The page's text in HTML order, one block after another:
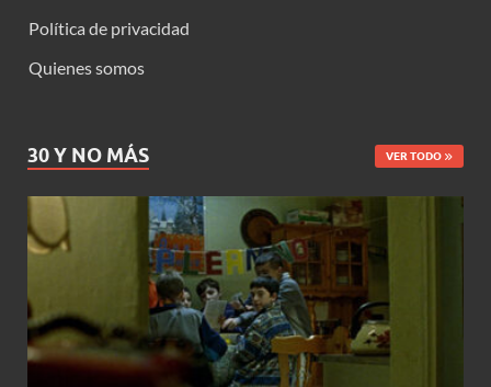
Política de privacidad
Quienes somos
30 Y NO MÁS VER TODO